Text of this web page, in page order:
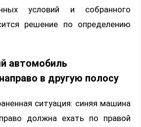
условий и собранного
решение по определению
автомобиль
в другую полосу
ситуация: синяя машина
должна ехать по правой